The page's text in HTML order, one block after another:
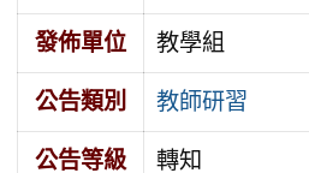
發佈單位 教學組
公告類別 教師研習
公告等級 轉知